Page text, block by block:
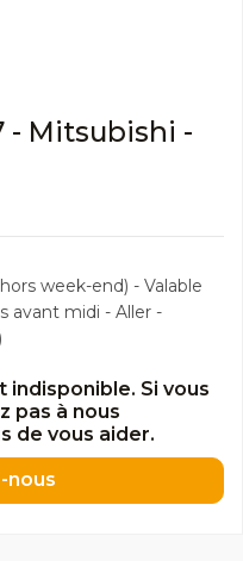
- Mitsubishi -
week-end) - Valable
avant midi - Aller -
Si vous
pas à nous
de vous aider.
nous